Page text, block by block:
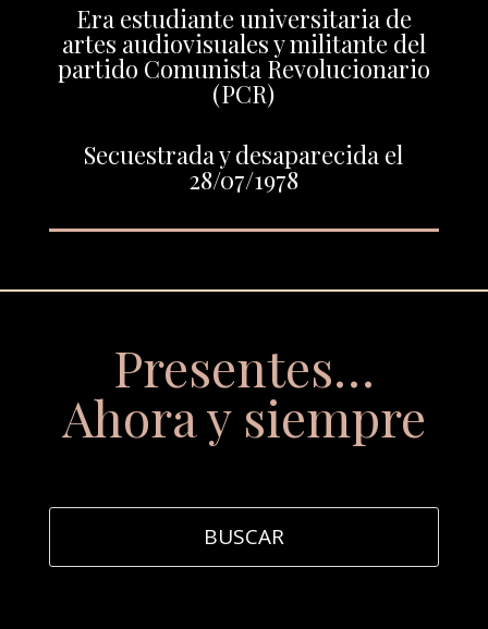
Era estudiante universitaria de
artes audiovisuales y militante del
partido Comunista Revolucionario
(PCR)
Secuestrada y desaparecida el
28/07/1978
Presentes…
Ahora y siempre